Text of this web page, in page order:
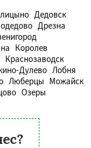
Дедовск
Дрезна
Королев
Краснозаводск
Дулево Лобня
Люберцы Можайск
Озеры